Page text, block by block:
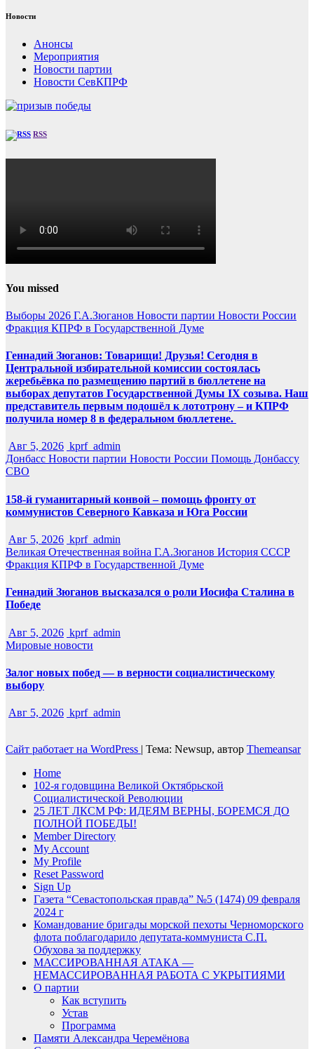
Новости
Анонсы
Мероприятия
Новости партии
Новости СевКПРФ
RSS
You missed
Выборы 2026 Г.А.Зюганов Новости партии Новости России
Фракция КПРФ в Государственной Думе
Геннадий Зюганов: Товарищи! Друзья! Сегодня в
Центральной избирательной комиссии состоялась
жеребьёвка по размещению партий в бюллетене на
выборах депутатов Государственной Думы IX созыва. Наш
представитель первым подошёл к лототрону – и КПРФ
получила номер 8 в федеральном бюллетене.
Авг 5, 2026 kprf_admin
Донбасс Новости партии Новости России Помощь Донбассу
СВО
158-й гуманитарный конвой – помощь фронту от
коммунистов Северного Кавказа и Юга России
Авг 5, 2026 kprf_admin
Великая Отечественная война Г.А.Зюганов История СССР
Фракция КПРФ в Государственной Думе
Геннадий Зюганов высказался о роли Иосифа Сталина в
Победе
Авг 5, 2026 kprf_admin
Мировые новости
Залог новых побед — в верности социалистическому
выбору
Авг 5, 2026 kprf_admin
Сайт работает на WordPress | Тема: Newsup, автор Themeansar
Home
102-я годовщина Великой Октябрьской
Социалистической Революции
25 ЛЕТ ЛКСМ РФ: ИДЕЯМ ВЕРНЫ, БОРЕМСЯ ДО
ПОЛНОЙ ПОБЕДЫ!
Member Directory
My Account
My Profile
Reset Password
Sign Up
Газета “Севастопольская правда” №5 (1474) 09 февраля
2024 г
Командование бригады морской пехоты Черноморского
флота поблагодарило депутата-коммуниста С.П.
Обухова за поддержку
МАССИРОВАННАЯ АТАКА —
НЕМАССИРОВАННАЯ РАБОТА С УКРЫТИЯМИ
О партии
Как вступить
Устав
Программа
Памяти Александра Черемёнова